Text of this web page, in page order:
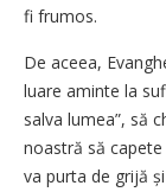
fi frumos.
De aceea,
luare aminte la
salva lumea”, să
noastră să
va purta de grijă